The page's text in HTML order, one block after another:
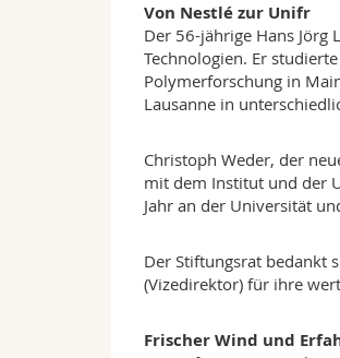
Von Nestlé zur Unifr
Der 56-jährige Hans
Technologien. Er
Polymerforschung in
Lausanne in
Christoph Weder, der
mit dem Institut und der
Jahr an der Universität
Der Stiftungsrat bedankt
(Vizedirektor) für ihre
Frischer Wind und